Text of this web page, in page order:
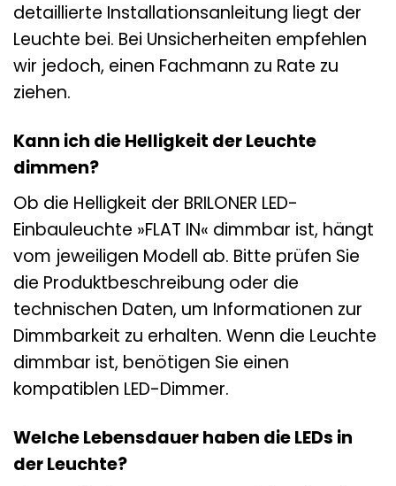
detaillierte Installationsanleitung liegt der
Leuchte bei. Bei Unsicherheiten empfehlen
wir jedoch, einen Fachmann zu Rate zu
ziehen.
Kann ich die Helligkeit der Leuchte
dimmen?
Ob die Helligkeit der BRILONER LED-
Einbauleuchte »FLAT IN« dimmbar ist, hängt
vom jeweiligen Modell ab. Bitte prüfen Sie
die Produktbeschreibung oder die
technischen Daten, um Informationen zur
Dimmbarkeit zu erhalten. Wenn die Leuchte
dimmbar ist, benötigen Sie einen
kompatiblen LED-Dimmer.
Welche Lebensdauer haben die LEDs in
der Leuchte?